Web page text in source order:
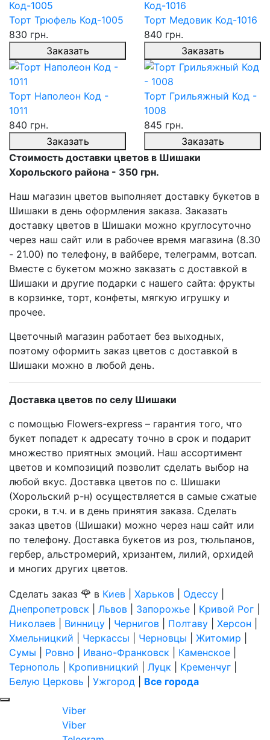
Торт Трюфель Код-1005
830 грн.
Заказать
Торт Медовик Код-1016
840 грн.
Заказать
Торт Наполеон Код -
1011
840 грн.
Заказать
Торт Грильяжный Код -
1008
845 грн.
Заказать
Стоимость доставки цветов в Шишаки
Хорольского района - 350 грн.
Наш магазин цветов выполняет доставку букетов в
Шишаки в день оформления заказа. Заказать
доставку цветов в Шишаки можно круглосуточно
через наш сайт или в рабочее время магазина (8.30
- 21.00) по телефону, в вайбере, телеграмм, вотсап.
Вместе с букетом можно заказать с доставкой в
Шишаки и другие подарки с нашего сайта: фрукты
в корзинке, торт, конфеты, мягкую игрушку и
прочее.
Цветочный магазин работает без выходных,
поэтому оформить заказ цветов с доставкой в
Шишаки можно в любой день.
Доставка цветов по селу Шишаки
с помощью Flowers-express – гарантия того, что
букет попадет к адресату точно в срок и подарит
множество приятных эмоций. Наш ассортимент
цветов и композиций позволит сделать выбор на
любой вкус. Доставка цветов по с. Шишаки
(Хорольский р-н) осуществляется в самые сжатые
сроки, в т.ч. и в день принятия заказа. Сделать
заказ цветов (Шишаки) можно через наш сайт или
по телефону. Доставка букетов из роз, тюльпанов,
гербер, альстромерий, хризантем, лилий, орхидей
и многих других цветов.
Сделать заказ 🌹 в Киев Харьков Одессу
Днепропетровск
Львов Запорожье Кривой Рог
Николаев
Винницу Чернигов Полтаву Херсон
Хмельницкий
Черкассы Черновцы Житомир
Сумы
Ровно Ивано-Франковск Каменское
Тернополь
Кропивницкий Луцк Кременчуг
Белую Церковь
Ужгород Все города
Viber
Viber